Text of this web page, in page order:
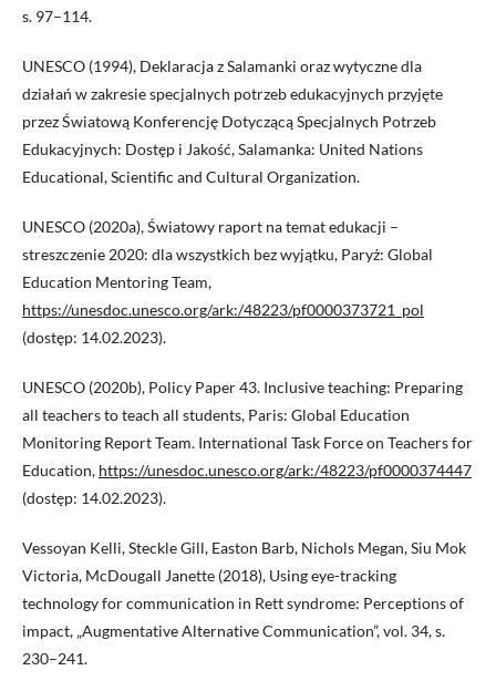
s. 97–114.
UNESCO (1994), Deklaracja z Salamanki oraz wytyczne dla
działań w zakresie specjalnych potrzeb edukacyjnych przyjęte
przez Światową Konferencję Dotyczącą Specjalnych Potrzeb
Edukacyjnych: Dostęp i Jakość, Salamanka: United Nations
Educational, Scientific and Cultural Organization.
UNESCO (2020a), Światowy raport na temat edukacji –
streszczenie 2020: dla wszystkich bez wyjątku, Paryż: Global
Education Mentoring Team,
https://unesdoc.unesco.org/ark:/48223/pf0000373721_pol
(dostęp: 14.02.2023).
UNESCO (2020b), Policy Paper 43. Inclusive teaching: Preparing
all teachers to teach all students, Paris: Global Education
Monitoring Report Team. International Task Force on Teachers for
Education, https://unesdoc.unesco.org/ark:/48223/pf0000374447
(dostęp: 14.02.2023).
Vessoyan Kelli, Steckle Gill, Easton Barb, Nichols Megan, Siu Mok
Victoria, McDougall Janette (2018), Using eye-tracking
technology for communication in Rett syndrome: Perceptions of
impact, „Augmentative Alternative Communication”, vol. 34, s.
230–241.